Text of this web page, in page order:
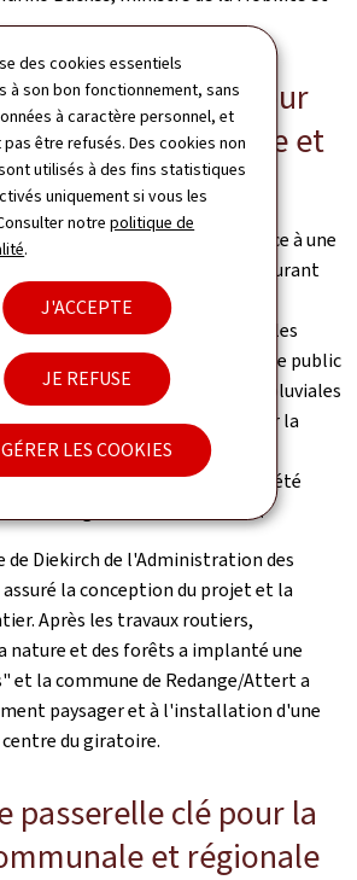
des cookies essentiels
à son bon fonctionnement, sans
à caractère personnel, et
être refusés. Des cookies non
utilisés à des fins statistiques
uniquement si vous les
notrepolitique de
.
J'ACCEPTE
JE REFUSE
GÉRER LES COOKIES
par étapes pour
continue et
les travaux ont été menés grâce à une
à une exécution par étapes assurant
circulation. Ils ont porté sur la
du nouveau giratoire, incluant les
le renouvellement de l'éclairage public
des réseaux d'eaux mixtes, pluviales
météorologique utilisée pour la
été déplacée. Les
et les arrêts de bus ont été
aux exigences d'accessibilité.
de Diekirch de l'Administration des
la conception du projet et la
Après les travaux routiers,
nature et des forêts a implanté une
et la commune de Redange/Attert a
paysager et à l'installation d'une
du giratoire.
passerelle clé pour la
et régionale